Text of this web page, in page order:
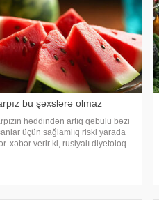
bu şəxslərə olmaz
həddindən artıq qəbulu bəzi
üçün sağlamlıq riski yarada
xəbər verir ki, rusiyalı diyetoloq